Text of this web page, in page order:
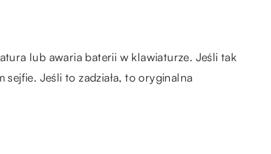
lub awaria baterii w klawiaturze. Jeśli tak
Jeśli to zadziała, to oryginalna